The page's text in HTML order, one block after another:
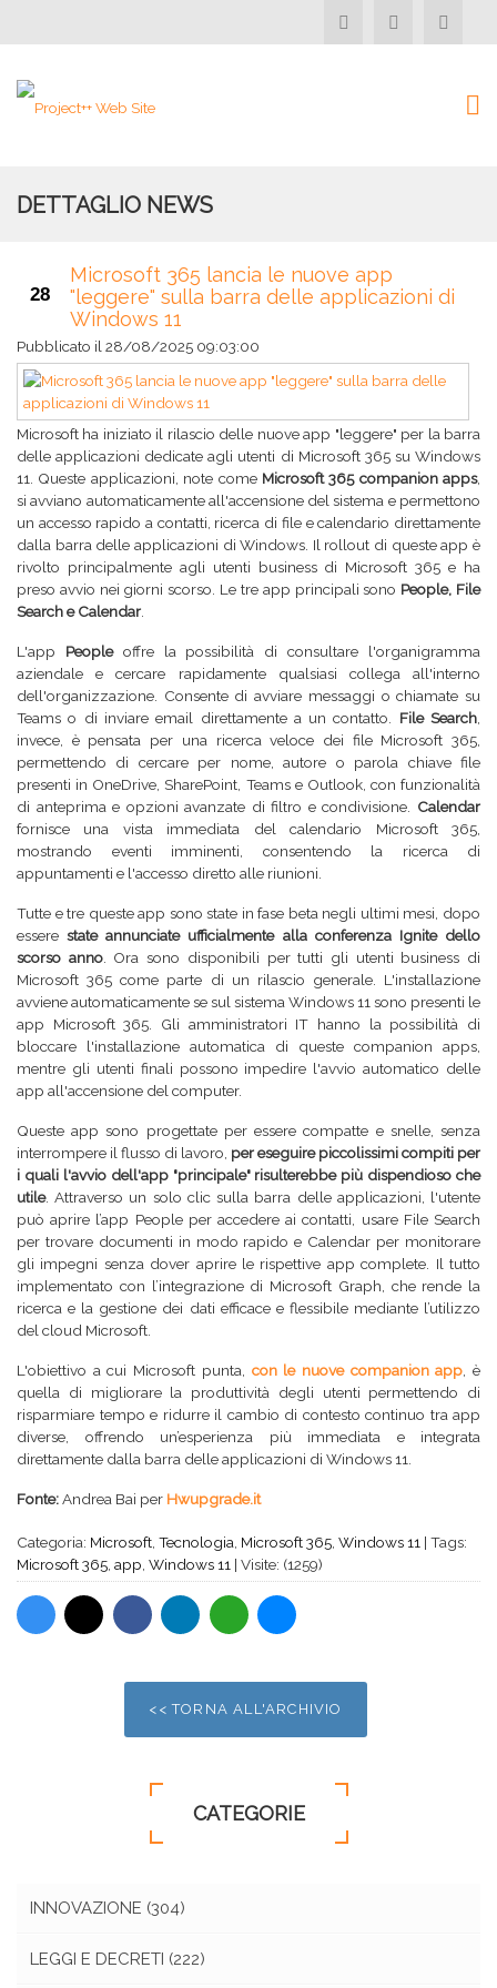
DETTAGLIO NEWS
28
Microsoft 365 lancia le nuove app
"leggere" sulla barra delle applicazioni di
Windows 11
Pubblicato il 28/08/2025 09:03:00
Microsoft ha iniziato il rilascio delle nuove app "leggere" per la barra
delle applicazioni dedicate agli utenti di Microsoft 365 su Windows
11. Queste applicazioni, note come Microsoft 365 companion apps,
si avviano automaticamente all'accensione del sistema e permettono
un accesso rapido a contatti, ricerca di file e calendario direttamente
dalla barra delle applicazioni di Windows. Il rollout di queste app è
rivolto principalmente agli utenti business di Microsoft 365 e ha
preso avvio nei giorni scorso. Le tre app principali sono People, File
Search e Calendar
L'app Peopleoffre la possibilità di consultare l'organigramma
aziendale e cercare rapidamente qualsiasi collega all'interno
dell'organizzazione. Consente di avviare messaggi o chiamate su
Teams o di inviare email direttamente a un contatto. File Search
invece, è pensata per una ricerca veloce dei file Microsoft 365,
permettendo di cercare per nome, autore o parola chiave file
presenti in OneDrive, SharePoint, Teams e Outlook, con funzionalità
di anteprima e opzioni avanzate di filtro e condivisione. Calendar
fornisce una vista immediata del calendario Microsoft 365,
mostrando eventi imminenti, consentendo la ricerca di
appuntamenti e l'accesso diretto alle riunioni.
Tutte e tre queste app sono state in fase beta negli ultimi mesi, dopo
essere state annunciate ufficialmente alla conferenza Ignite dello
scorso anno. Ora sono disponibili per tutti gli utenti business di
Microsoft 365 come parte di un rilascio generale. L'installazione
avviene automaticamente se sul sistema Windows 11 sono presenti le
app Microsoft 365. Gli amministratori IT hanno la possibilità di
bloccare l'installazione automatica di queste companion apps,
mentre gli utenti finali possono impedire l'avvio automatico delle
app all'accensione del computer.
Queste app sono progettate per essere compatte e snelle, senza
interrompere il flusso di lavoro, per eseguire piccolissimi compiti per
i quali l'avvio dell'app "principale" risulterebbe più dispendioso che
utile. Attraverso un solo clic sulla barra delle applicazioni, l'utente
può aprire l’app People per accedere ai contatti, usare File Search
per trovare documenti in modo rapido e Calendar per monitorare
gli impegni senza dover aprire le rispettive app complete. Il tutto
implementato con l’integrazione di Microsoft Graph, che rende la
ricerca e la gestione dei dati efficace e flessibile mediante l’utilizzo
del cloud Microsoft.
L'obiettivo a cui Microsoft punta, con le nuove companion app , è
quella di migliorare la produttività degli utenti permettendo di
risparmiare tempo e ridurre il cambio di contesto continuo tra app
diverse, offrendo un’esperienza più immediata e integrata
direttamente dalla barra delle applicazioni di Windows 11.
Fonte:Andrea Bai per Hwupgrade.it
Categoria: Microsoft Tecnologia Microsoft 365 Windows 11 | Tags:
Microsoft 365 app Windows 11 | Visite: (1259)
<< TORNA ALL'ARCHIVIO
CATEGORIE
INNOVAZIONE (304)
LEGGI E DECRETI (222)